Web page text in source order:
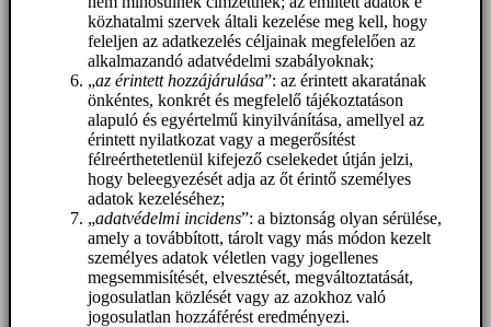
közhatalmi szervek általi kezelése meg kell, hogy
feleljen az adatkezelés céljainak megfelelően az
alkalmazandó adatvédelmi szabályoknak;
„az érintett hozzájárulása”: az érintett akaratának
önkéntes, konkrét és megfelelő tájékoztatáson
alapuló és egyértelmű kinyilvánítása, amellyel az
érintett nyilatkozat vagy a megerősítést
félreérthetetlenül kifejező cselekedet útján jelzi,
hogy beleegyezését adja az őt érintő személyes
adatok kezeléséhez;
„adatvédelmi incidens”: a biztonság olyan sérülése,
amely a továbbított, tárolt vagy más módon kezelt
személyes adatok véletlen vagy jogellenes
megsemmisítését, elvesztését, megváltoztatását,
jogosulatlan közlését vagy az azokhoz való
jogosulatlan hozzáférést eredményezi.